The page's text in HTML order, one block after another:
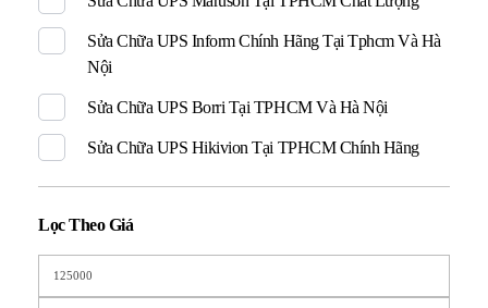
Sửa Chữa UPS Inform Chính Hãng Tại Tphcm Và Hà
Nội
Sửa Chữa UPS Borri Tại TPHCM Và Hà Nội
Sửa Chữa UPS Hikivion Tại TPHCM Chính Hãng
Lọc Theo Giá